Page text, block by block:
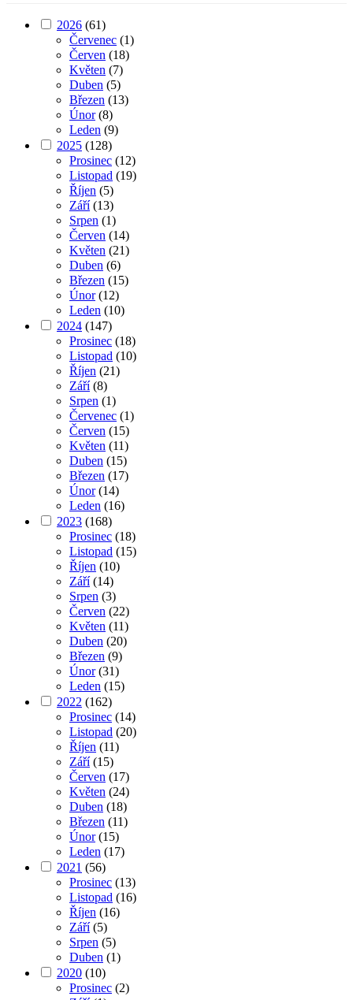
2026 (61)
Červenec (1)
Červen (18)
Květen (7)
Duben (5)
Březen (13)
Únor(8)
Leden (9)
2025 (128)
Prosinec (12)
Listopad (19)
Říjen (5)
Září(13)
Srpen (1)
Červen (14)
Květen (21)
Duben (6)
Březen (15)
Únor(12)
Leden (10)
2024 (147)
Prosinec (18)
Listopad (10)
Říjen (21)
Září(8)
Srpen (1)
Červenec (1)
Červen (15)
Květen (11)
Duben (15)
Březen (17)
Únor(14)
Leden (16)
2023 (168)
Prosinec (18)
Listopad (15)
Říjen (10)
Září(14)
Srpen (3)
Červen (22)
Květen (11)
Duben (20)
Březen (9)
Únor(31)
Leden (15)
2022 (162)
Prosinec (14)
Listopad (20)
Říjen (11)
Září(15)
Červen (17)
Květen (24)
Duben (18)
Březen (11)
Únor(15)
Leden (17)
2021 (56)
Prosinec (13)
Listopad (16)
Říjen (16)
Září(5)
Srpen (5)
Duben (1)
2020 (10)
Prosinec (2)